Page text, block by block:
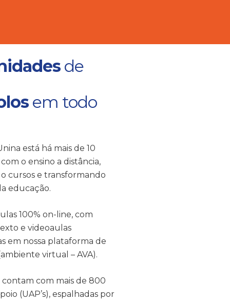
de
em todo
está há mais de 10
o ensino a distância,
cursos e transformando
educação.
100% on-line, com
e videoaulas
em nossa plataforma de
virtual – AVA).
contam com mais de 800
(UAP’s), espalhadas por